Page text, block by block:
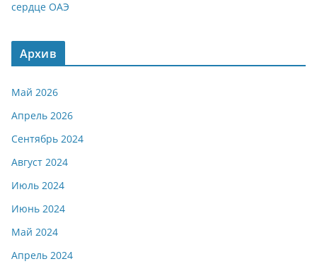
сердце ОАЭ
Архив
Май 2026
Апрель 2026
Сентябрь 2024
Август 2024
Июль 2024
Июнь 2024
Май 2024
Апрель 2024